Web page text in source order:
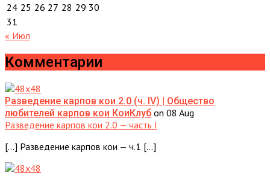
24 25 26 27 28 29 30
31
« Июл
Комментарии
Разведение карпов кои 2.0 (ч. IV) | Общество
любителей карпов кои КоиКлуб on 08 Aug
Разведение карпов кои 2.0 — часть I
[…] Разведение карпов кои — ч.1 […]